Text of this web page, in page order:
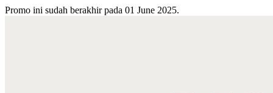
Promo ini sudah berakhir pada 01 June 2025.